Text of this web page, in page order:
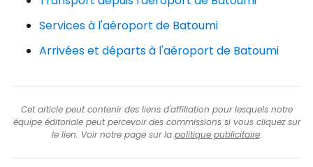
Services à l'aéroport de Batoumi
Arrivées et départs à l'aéroport de Batoumi
Cet article peut contenir des liens d'affiliation pour lesquels notre
équipe éditoriale peut percevoir des commissions si vous cliquez sur
le lien. Voir notre page sur la politique publicitaire.